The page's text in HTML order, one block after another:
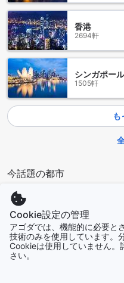
のため、観光やビジネスで
きな魅力です。
また、駐車場は24時間利用
にも安心です。周囲の交通
ため、車での移動が快適に
イウェイ ホテル タイピン
場を活用し、自由な旅をお
グランド パラダイス ハイ
グランド パラダイス ハイ
な滞在を実現するために、
を癒し、ゆったりとした時
さらに、各部屋にはテレビ
ャンネルを楽しむことがで
を観ながら、くつろぎのひ
ょう。グランド パラダイス
室は、快適さと楽しさを兼
香港
2694軒
シンガポール
1505軒
も
今話題の都市
シンガポール
ソウル
Cookie設定の管理
アゴダでは、機能的に必要と
技術のみを使用しています。
Cookieは使用していません。
さい。